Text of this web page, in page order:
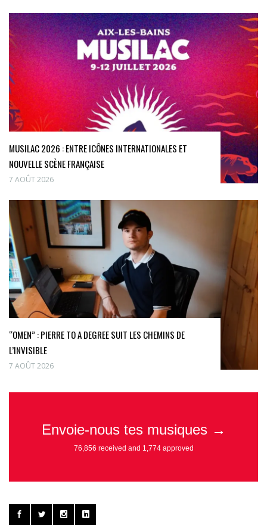
MUSILAC 2026 : ENTRE ICÔNES INTERNATIONALES ET
NOUVELLE SCÈNE FRANÇAISE
7 AOÛT 2026
“OMEN” : PIERRE TO A DEGREE SUIT LES CHEMINS DE
L’INVISIBLE
7 AOÛT 2026